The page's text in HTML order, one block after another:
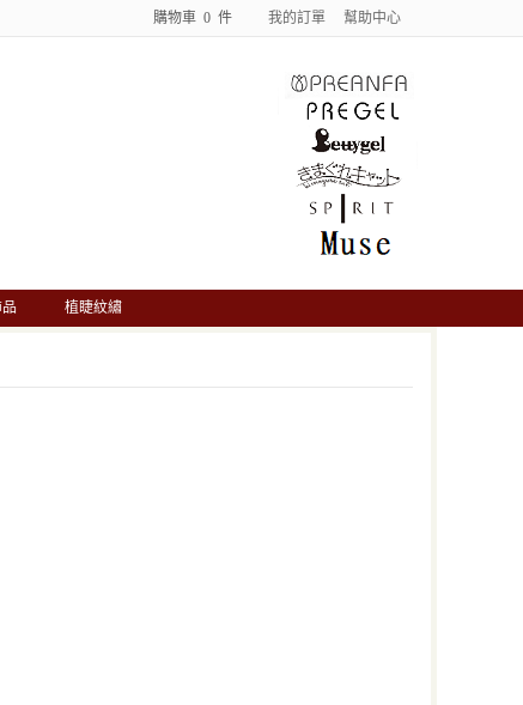
購物車 0 件 我的訂單 幫助中心
植睫紋繡